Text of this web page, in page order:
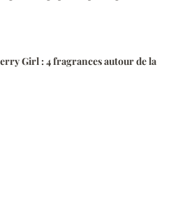
Girl : 4 fragrances autour de la